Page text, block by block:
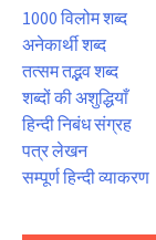
1000 विलोम शब्द
अनेकार्थी शब्द
तत्सम तद्भव शब्द
शब्दों की अशुद्धियाँ
हिन्दी निबंध संग्रह
पत्र लेखन
सम्पूर्ण हिन्दी व्याकरण